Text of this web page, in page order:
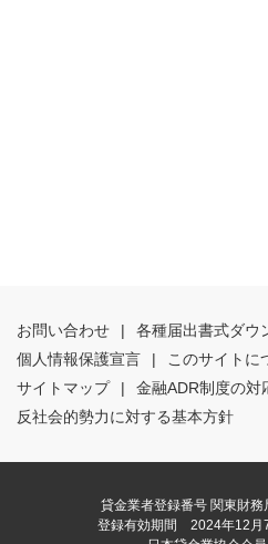
お問い合わせ | 各種届出書式ダウ
個人情報保護宣言
| このサイトに
サイトマップ
| 金融ADR制度の対
反社会的勢力に対する基本方針
貸金業者登録番号 関東財
登録有効期間 2024年12月